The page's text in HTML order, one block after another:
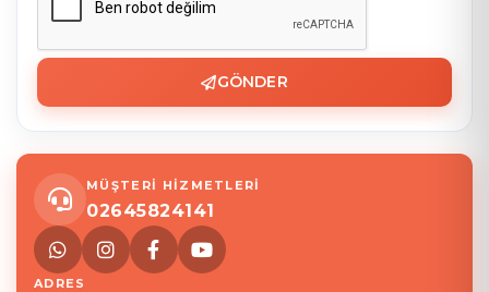
GÖNDER
MÜŞTERİ HİZMETLERİ
02645824141
ADRES